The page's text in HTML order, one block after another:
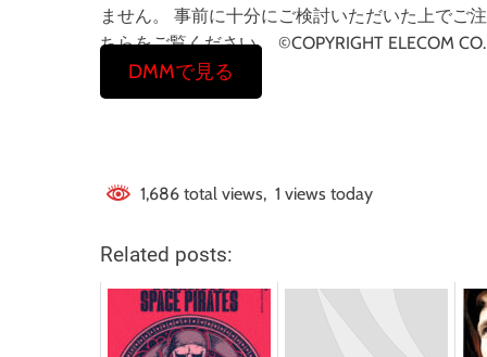
ません。 事前に十分にご検討いただいた上でご
ちらをご覧ください。 ©COPYRIGHT ELECOM CO.
DMMで見る
1,686 total views, 1 views today
Related posts: